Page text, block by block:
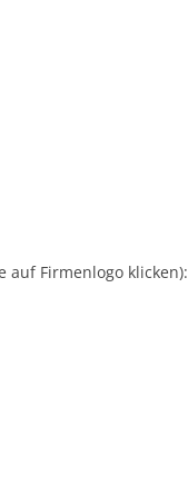
auf Firmenlogo klicken):